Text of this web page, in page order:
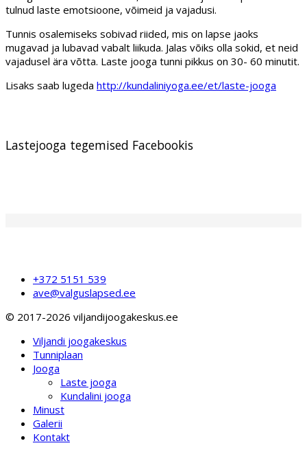
tulnud laste emotsioone, võimeid ja vajadusi.
Tunnis osalemiseks sobivad riided, mis on lapse jaoks
mugavad ja lubavad vabalt liikuda. Jalas võiks olla sokid, et neid
vajadusel ära võtta. Laste jooga tunni pikkus on 30- 60 minutit.
Lisaks saab lugeda http://kundaliniyoga.ee/et/laste-jooga
Lastejooga tegemised Facebookis
+372 5151 539
ave@valguslapsed.ee
© 2017-2026 viljandijoogakeskus.ee
Viljandi joogakeskus
Tunniplaan
Jooga
Laste jooga
Kundalini jooga
Minust
Galerii
Kontakt